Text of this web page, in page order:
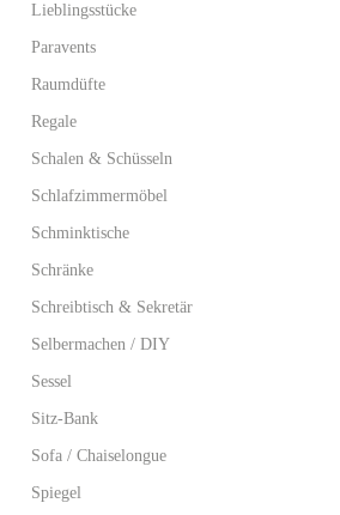
Lieblingsstücke
Paravents
Raumdüfte
Regale
Schalen & Schüsseln
Schlafzimmermöbel
Schminktische
Schränke
Schreibtisch & Sekretär
Selbermachen / DIY
Sessel
Sitz-Bank
Sofa / Chaiselongue
Spiegel